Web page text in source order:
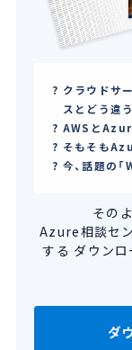
クラウドサ
スとどう違
AWSと
そもそも
今、話題の「
その
Azure相談セ
する ダウンロ
ダ